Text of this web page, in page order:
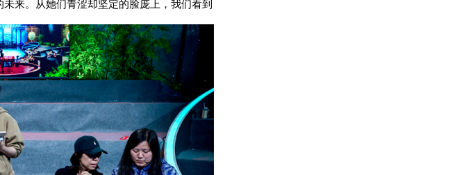
来。从她们青涩却坚定的脸庞上，我们看到